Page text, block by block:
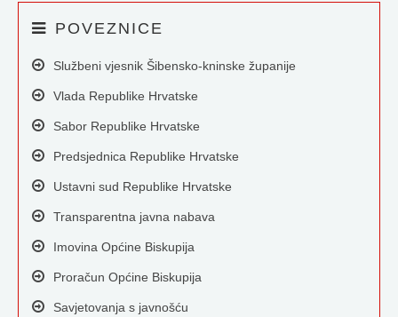
POVEZNICE
Službeni vjesnik Šibensko-kninske županije
Vlada Republike Hrvatske
Sabor Republike Hrvatske
Predsjednica Republike Hrvatske
Ustavni sud Republike Hrvatske
Transparentna javna nabava
Imovina Općine Biskupija
Proračun Općine Biskupija
Savjetovanja s javnošću